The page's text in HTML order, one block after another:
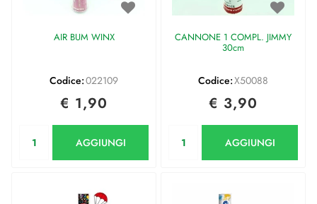
AIR BUM WINX
Codice:022109
€ 1,90
AGGIUNGI
CANNONE 1 COMPL. JIMMY
30cm
Codice:X50088
€ 3,90
AGGIUNGI